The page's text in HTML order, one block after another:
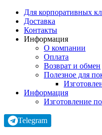
Для корпоративных
Доставка
Контакты
Информация
О компании
Оплата
Возврат и обмен
Полезное для
Информация
Изготовление
Telegram